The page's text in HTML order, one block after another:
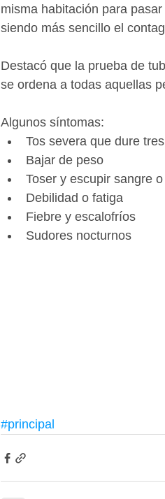
misma habitación para
siendo más sencillo el
Destacó que la prueba de
se ordena a todas aquellas
Algunos síntomas:
Tos severa que dure
Bajar de peso
Toser y escupir sangre
Debilidad o fatiga
Fiebre y escalofríos
Sudores nocturnos
#principal